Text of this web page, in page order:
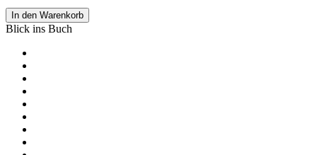
In den Warenkorb
Blick ins Buch